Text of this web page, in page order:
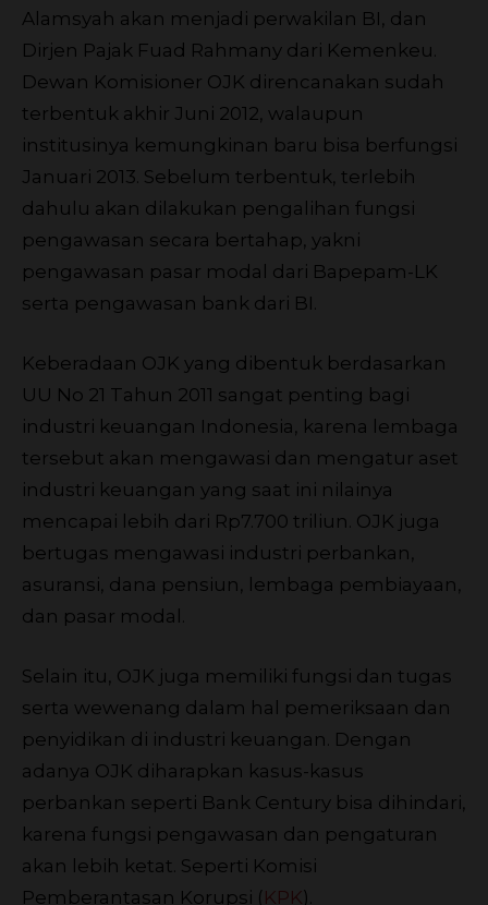
Alamsyah akan menjadi perwakilan BI, dan
Dirjen Pajak Fuad Rahmany dari Kemenkeu.
Dewan Komisioner OJK direncanakan sudah
terbentuk akhir Juni 2012, walaupun
institusinya kemungkinan baru bisa berfungsi
Januari 2013. Sebelum terbentuk, terlebih
dahulu akan dilakukan pengalihan fungsi
pengawasan secara bertahap, yakni
pengawasan pasar modal dari Bapepam-LK
serta pengawasan bank dari BI.
Keberadaan OJK yang dibentuk berdasarkan
UU No 21 Tahun 2011 sangat penting bagi
industri keuangan Indonesia, karena lembaga
tersebut akan mengawasi dan mengatur aset
industri keuangan yang saat ini nilainya
mencapai lebih dari Rp7.700 triliun. OJK juga
bertugas mengawasi industri perbankan,
asuransi, dana pensiun, lembaga pembiayaan,
dan pasar modal.
Selain itu, OJK juga memiliki fungsi dan tugas
serta wewenang dalam hal pemeriksaan dan
penyidikan di industri keuangan. Dengan
adanya OJK diharapkan kasus-kasus
perbankan seperti Bank Century bisa dihindari,
karena fungsi pengawasan dan pengaturan
akan lebih ketat. Seperti Komisi
Pemberantasan Korupsi ( KPK).